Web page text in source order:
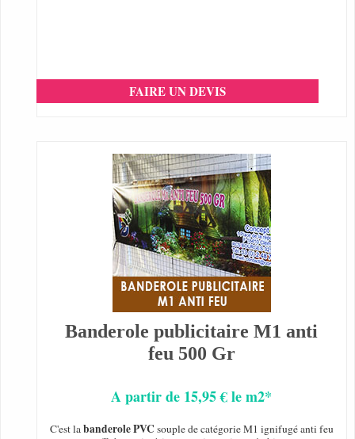
FAIRE UN DEVIS
Banderole publicitaire M1 anti
feu 500 Gr
A partir de 15,95 € le m2*
C'est labanderole PVC souple de catégorie M1 ignifugé anti feu